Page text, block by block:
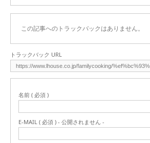
この記事へのトラックバックはありません。
トラックバック URL
名前 ( 必須 )
E-MAIL ( 必須 ) - 公開されません -